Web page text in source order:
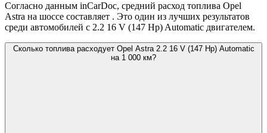
Согласно данным inCarDoc, средний расход топлива Opel
Astra на шоссе составляет . Это один из лучших результатов
среди автомобилей с 2.2 16 V (147 Hp) Automatic двигателем.
Сколько топлива расходует Opel Astra 2.2 16 V (147 Hp) Automatic
на 1 000 км?